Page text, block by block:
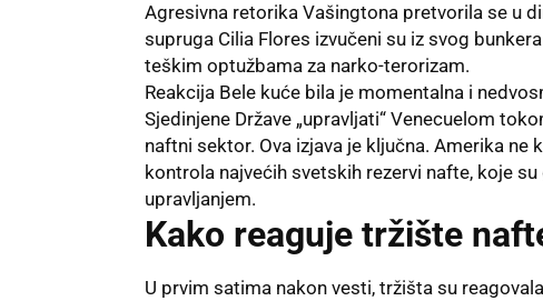
Agresivna retorika Vašingtona pretvorila se u
supruga Cilia Flores izvučeni su iz svog
teškim optužbama za narko-terorizam.
Reakcija Bele kuće bila je momentalna i
Sjedinjene Države „upravljati“ Venecuelom
naftni sektor. Ova izjava je ključna. Amerika
kontrola najvećih svetskih rezervi nafte, koje
upravljanjem.
Kako reaguje tržište
U prvim satima nakon vesti, tržišta su